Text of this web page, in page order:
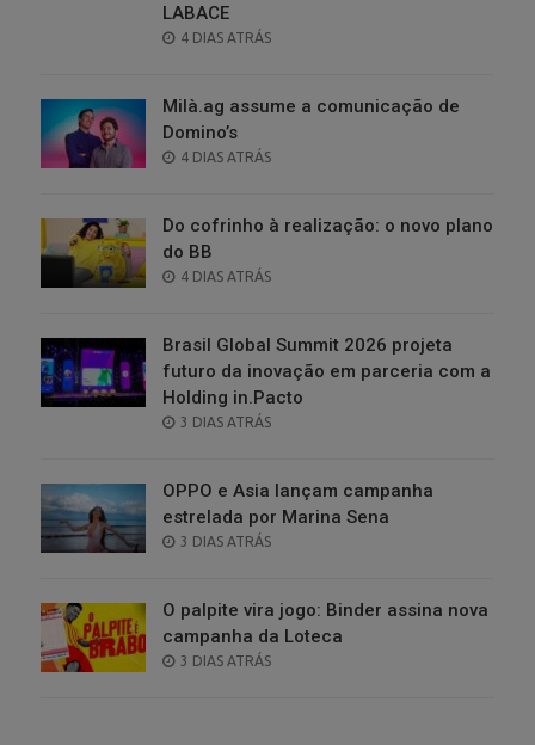
LABACE
POSTED
4 DIAS ATRÁS
Milà.ag assume a comunicação de
Domino’s
POSTED
4 DIAS ATRÁS
Do cofrinho à realização: o novo plano
do BB
POSTED
4 DIAS ATRÁS
Brasil Global Summit 2026 projeta
futuro da inovação em parceria com a
Holding in.Pacto
POSTED
3 DIAS ATRÁS
OPPO e Asia lançam campanha
estrelada por Marina Sena
POSTED
3 DIAS ATRÁS
O palpite vira jogo: Binder assina nova
campanha da Loteca
POSTED
3 DIAS ATRÁS